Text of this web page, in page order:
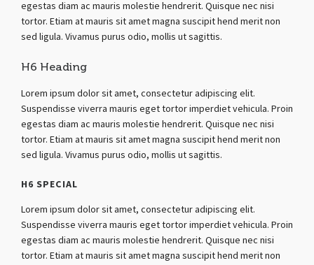
egestas diam ac mauris molestie hendrerit. Quisque nec nisi
tortor. Etiam at mauris sit amet magna suscipit hend merit non
sed ligula. Vivamus purus odio, mollis ut sagittis.
H6 Heading
Lorem ipsum dolor sit amet, consectetur adipiscing elit.
Suspendisse viverra mauris eget tortor imperdiet vehicula. Proin
egestas diam ac mauris molestie hendrerit. Quisque nec nisi
tortor. Etiam at mauris sit amet magna suscipit hend merit non
sed ligula. Vivamus purus odio, mollis ut sagittis.
H6 SPECIAL
Lorem ipsum dolor sit amet, consectetur adipiscing elit.
Suspendisse viverra mauris eget tortor imperdiet vehicula. Proin
egestas diam ac mauris molestie hendrerit. Quisque nec nisi
tortor. Etiam at mauris sit amet magna suscipit hend merit non